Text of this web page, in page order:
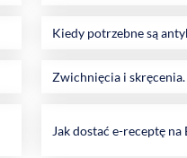
Kiedy potrzebne są
Zwichnięcia i skręcenia.
Jak dostać e-receptę